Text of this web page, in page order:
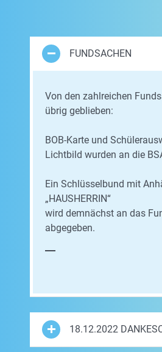
FUNDSACHEN
Von den zahlreichen
übrig geblieben:
BOB-Karte und
Lichtbild wurden an die
Ein Schlüsselbund mit
„HAUSHERRIN“
wird demnächst an das
abgegeben.
18.12.2022